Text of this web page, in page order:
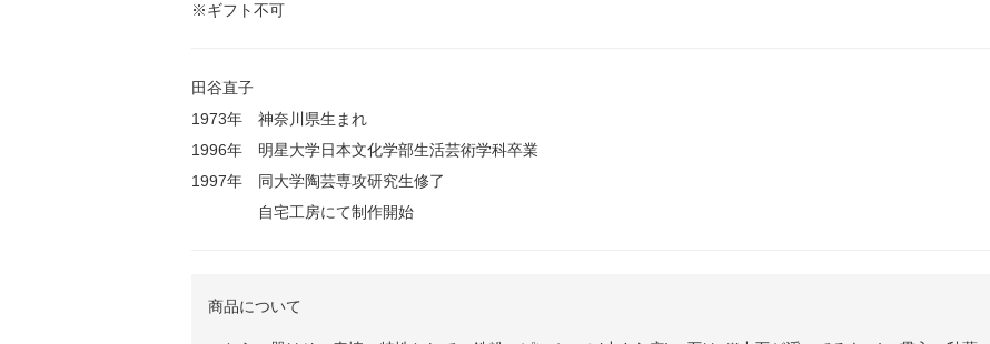
※ギフト不可
田谷直子
1973年 神奈川県生まれ
1996年 明星大学日本文化学部生活芸術学科卒業
1997年 同大学陶芸専攻研究生修了
自宅工房にて制作開始
商品について